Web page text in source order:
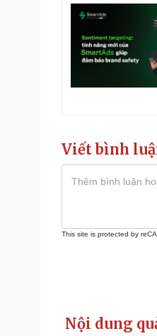
Viết bình
This site is protected by